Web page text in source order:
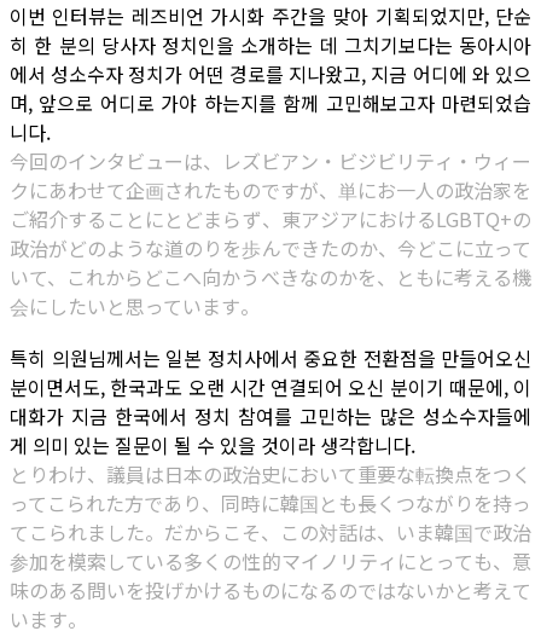
이번 인터뷰는 레즈비언 가시화 주간을 맞아 기획되었지만, 단순
히 한 분의 당사자 정치인을 소개하는 데 그치기보다는 동아시아
에서 성소수자 정치가 어떤 경로를 지나왔고, 지금 어디에 와 있으
며, 앞으로 어디로 가야 하는지를 함께 고민해보고자 마련되었습
니다.
今回のインタビューは、レズビアン・ビジビリティ・ウィー
クにあわせて企画されたものですが、単にお一人の政治家を
ご紹介することにとどまらず、東アジアにおけるLGBTQ+の
政治がどのような道のりを歩んできたのか、今どこに立って
いて、これからどこへ向かうべきなのかを、ともに考える機
会にしたいと思っています。
특히 의원님께서는 일본 정치사에서 중요한 전환점을 만들어오신
분이면서도, 한국과도 오랜 시간 연결되어 오신 분이기 때문에, 이
대화가 지금 한국에서 정치 참여를 고민하는 많은 성소수자들에
게 의미 있는 질문이 될 수 있을 것이라 생각합니다.
とりわけ、議員は日本の政治史において重要な転換点をつく
ってこられた方であり、同時に韓国とも長くつながりを持っ
てこられました。だからこそ、この対話は、いま韓国で政治
参加を模索している多くの性的マイノリティにとっても、意
味のある問いを投げかけるものになるのではないかと考えて
います。